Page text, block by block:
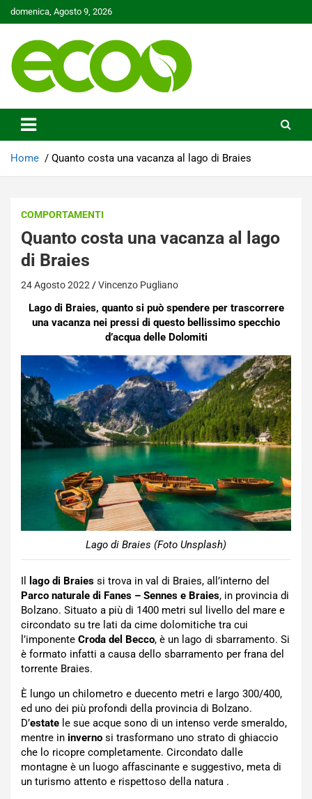
Skip
to
domenica, Agosto 9, 2026
Ecoo.it
Home Quanto costa una vacanza al lago di Braies
COMPORTAMENTI
Quanto costa una vacanza al lago
di Braies
24 Agosto 2022 Vincenzo Pugliano
Lago di Braies, quanto si può spendere per trascorrere
una vacanza nei pressi di questo bellissimo specchio
d’acqua delle Dolomiti
Lago di Braies (Foto Unsplash)
Il lago di Braies si trova in val di Braies, all’interno del
Parco naturale di Fanes – Sennes e Braies, in provincia di
Bolzano. Situato a più di 1400 metri sul livello del mare e
circondato su tre lati da cime dolomitiche tra cui
l’imponente Croda del Becco, è un lago di sbarramento. Si
è formato infatti a causa dello sbarramento per frana del
torrente Braies.
È lungo un chilometro e duecento metri e largo 300/400,
ed uno dei più profondi della provincia di Bolzano.
D’estate le sue acque sono di un intenso verde smeraldo,
mentre in inverno si trasformano uno strato di ghiaccio
che lo ricopre completamente. Circondato dalle
montagne è un luogo affascinante e suggestivo, meta di
un turismo attento e rispettoso della natura .